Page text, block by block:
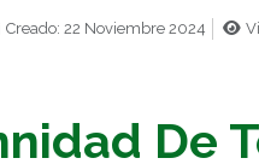
Creado: 22 Noviembre 2024
De